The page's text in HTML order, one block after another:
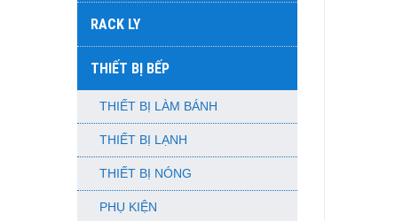
RACK LY
THIẾT BỊ BẾP
THIẾT BỊ LÀM BÁNH
THIẾT BỊ LẠNH
THIẾT BỊ NÓNG
PHỤ KIỆN